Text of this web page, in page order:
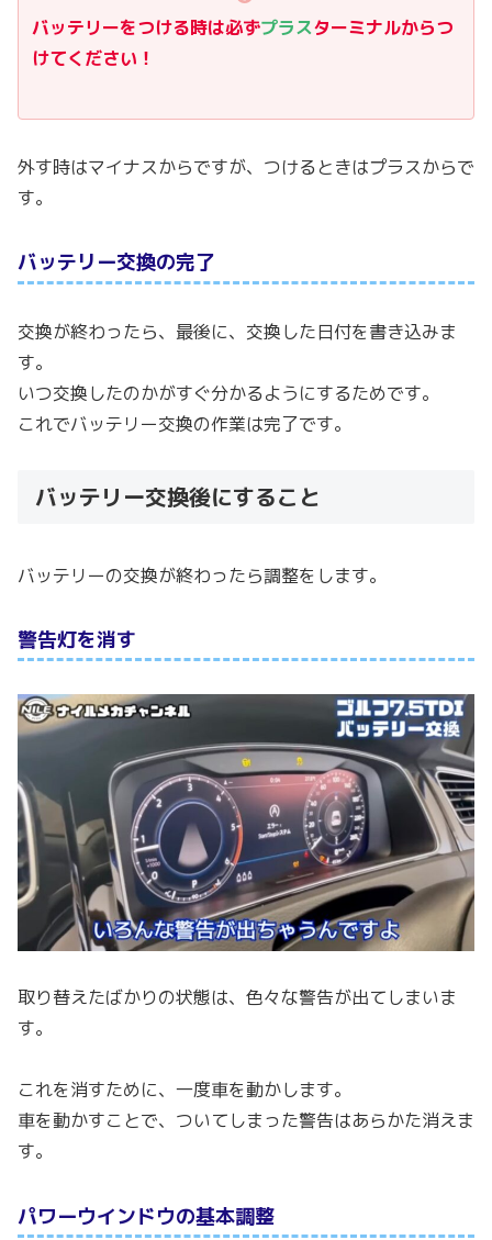
バッテリーをつける時は必ずプラスターミナルからつ
けてください！
外す時はマイナスからですが、つけるときはプラスからで
す。
バッテリー交換の完了
交換が終わったら、最後に、交換した日付を書き込みま
す。
いつ交換したのかがすぐ分かるようにするためです。
これでバッテリー交換の作業は完了です。
バッテリー交換後にすること
バッテリーの交換が終わったら調整をします。
警告灯を消す
取り替えたばかりの状態は、色々な警告が出てしまいま
す。
これを消すために、一度車を動かします。
車を動かすことで、ついてしまった警告はあらかた消えま
す。
パワーウインドウの基本調整